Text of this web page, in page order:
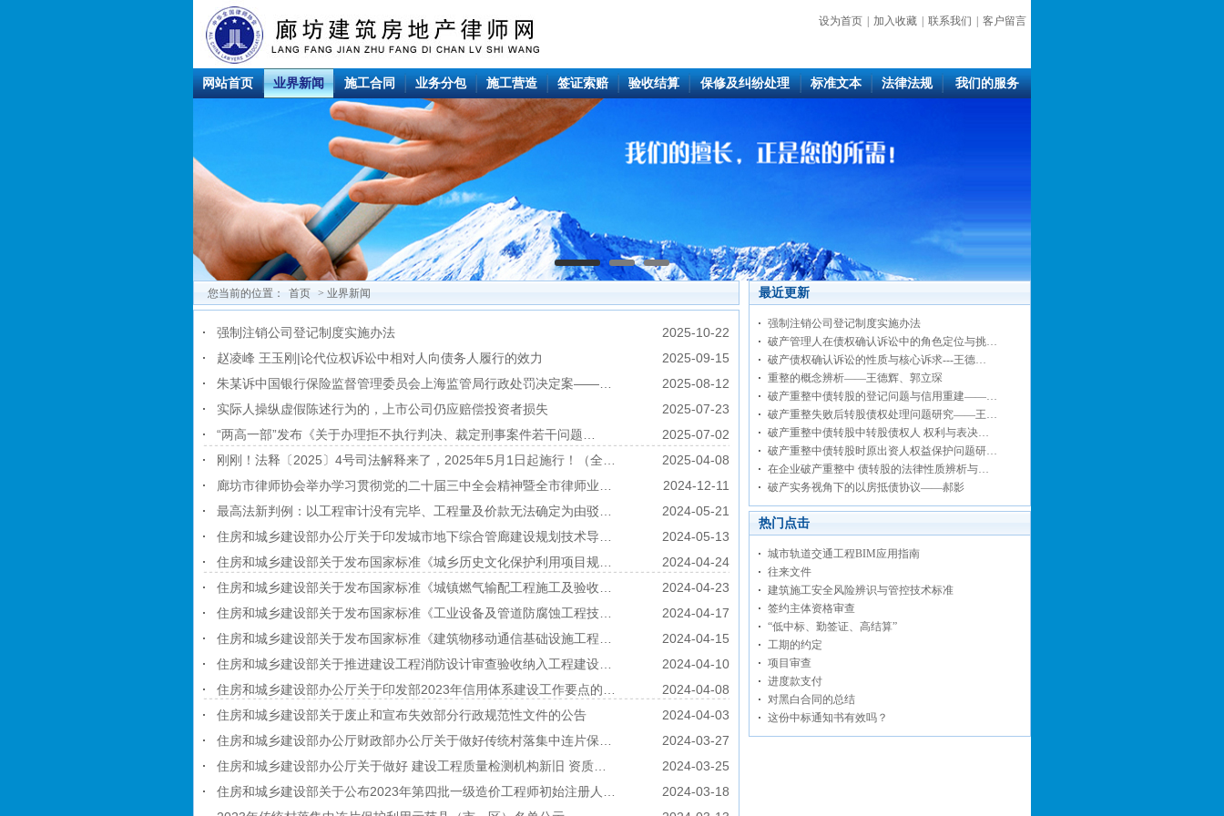
设为首页 加入收藏 联系我们 客户留言
网站首页 业界新闻 施工合同 业务分包 施工营造 签证索赔 验收结算 保修及纠纷处理 标准文本 法律法规 我们的服务
您当前的位置： 首页 > 业界新闻
2025-10-22
强制注销公司登记制度实施办法
2025-09-15
赵凌峰 王玉刚|论代位权诉讼中相对人向债务人履行的效力
2025-08-12
朱某诉中国银行保险监督管理委员会上海监管局行政处罚决定案——…
2025-07-23
实际人操纵虚假陈述行为的，上市公司仍应赔偿投资者损失
2025-07-02
“两高一部”发布《关于办理拒不执行判决、裁定刑事案件若干问题…
2025-04-08
刚刚！法释〔2025〕4号司法解释来了，2025年5月1日起施行！（全…
2024-12-11
廊坊市律师协会举办学习贯彻党的二十届三中全会精神暨全市律师业…
2024-05-21
最高法新判例：以工程审计没有完毕、工程量及价款无法确定为由驳…
2024-05-13
住房和城乡建设部办公厅关于印发城市地下综合管廊建设规划技术导…
2024-04-24
住房和城乡建设部关于发布国家标准《城乡历史文化保护利用项目规…
2024-04-23
住房和城乡建设部关于发布国家标准《城镇燃气输配工程施工及验收…
2024-04-17
住房和城乡建设部关于发布国家标准《工业设备及管道防腐蚀工程技…
2024-04-15
住房和城乡建设部关于发布国家标准《建筑物移动通信基础设施工程…
2024-04-10
住房和城乡建设部关于推进建设工程消防设计审查验收纳入工程建设…
2024-04-08
住房和城乡建设部办公厅关于印发部2023年信用体系建设工作要点的…
2024-04-03
住房和城乡建设部关于废止和宣布失效部分行政规范性文件的公告
2024-03-27
住房和城乡建设部办公厅财政部办公厅关于做好传统村落集中连片保…
2024-03-25
住房和城乡建设部办公厅关于做好 建设工程质量检测机构新旧 资质…
2024-03-18
住房和城乡建设部关于公布2023年第四批一级造价工程师初始注册人…
最近更新
强制注销公司登记制度实施办法
破产管理人在债权确认诉讼中的角色定位与挑…
破产债权确认诉讼的性质与核心诉求---王德…
重整的概念辨析——王德辉、郭立琛
破产重整中债转股的登记问题与信用重建——…
破产重整失败后转股债权处理问题研究——王…
破产重整中债转股中转股债权人 权利与表决…
破产重整中债转股时原出资人权益保护问题研…
在企业破产重整中 债转股的法律性质辨析与…
破产实务视角下的以房抵债协议——郝影
热门点击
城市轨道交通工程BIM应用指南
往来文件
建筑施工安全风险辨识与管控技术标准
签约主体资格审查
“低中标、勤签证、高结算”
工期的约定
项目审查
进度款支付
对黑白合同的总结
这份中标通知书有效吗？